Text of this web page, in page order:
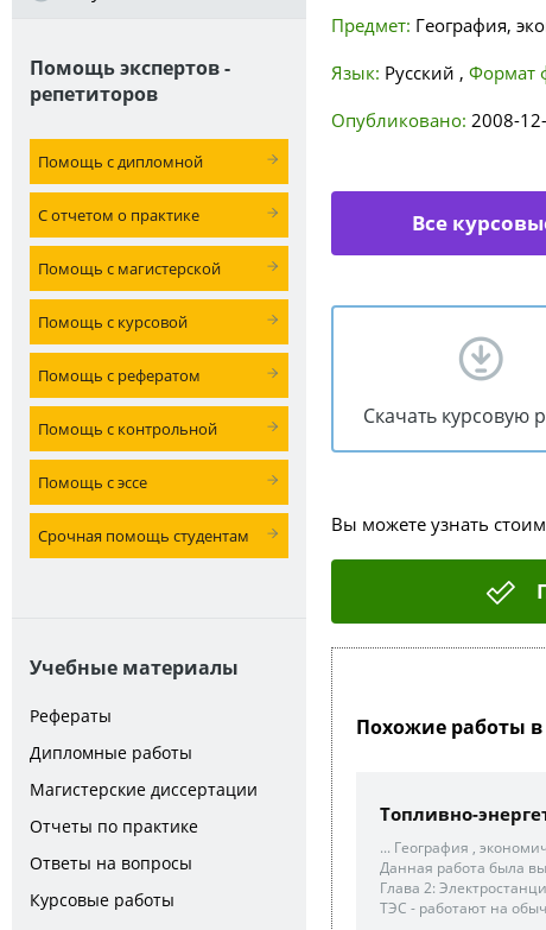
Помощь экспертов -
репетиторов
Помощь с дипломной
С отчетом о практике
Помощь с магистерской
Помощь с курсовой
Помощь с рефератом
Помощь с контрольной
Помощь с эссе
Срочная помощь студентам
Учебные материалы
Рефераты
Дипломные работы
Магистерские диссертации
Отчеты по практике
Ответы на вопросы
Курсовые работы
Предмет: География,
Язык: Русский , Формат
Опубликовано: 2008-
Все
Скачать курсовую
Вы можете узнать
Похожие работы
Топливно-
... География ,
Данная работа была
Глава 2:
ТЭС - работают на